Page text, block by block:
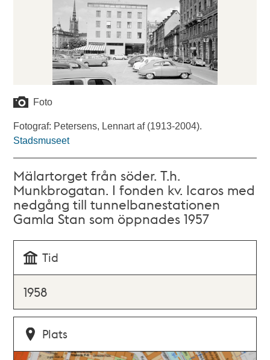
Foto
Fotograf: Petersens, Lennart af (1913-2004).
Stadsmuseet
Mälartorget från söder. T.h.
Munkbrogatan. I fonden kv. Icaros med
nedgång till tunnelbanestationen
Gamla Stan som öppnades 1957
Tid
1958
Plats